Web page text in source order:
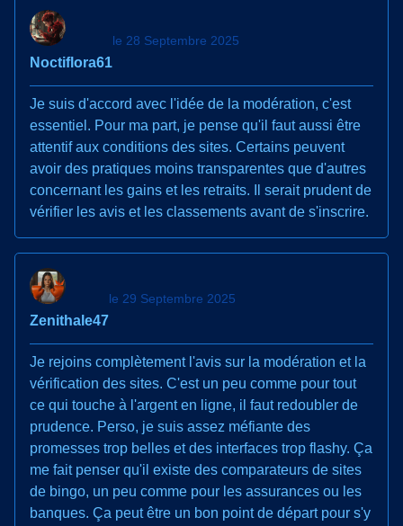
Noctiflora61
le 28 Septembre 2025
Je suis d'accord avec l'idée de la modération, c'est
essentiel. Pour ma part, je pense qu'il faut aussi être
attentif aux conditions des sites. Certains peuvent
avoir des pratiques moins transparentes que d'autres
concernant les gains et les retraits. Il serait prudent de
vérifier les avis et les classements avant de s'inscrire.
Zenithale47
le 29 Septembre 2025
Je rejoins complètement l'avis sur la modération et la
vérification des sites. C'est un peu comme pour tout
ce qui touche à l'argent en ligne, il faut redoubler de
prudence. Perso, je suis assez méfiante des
promesses trop belles et des interfaces trop flashy. Ça
me fait penser qu'il existe des comparateurs de sites
de bingo, un peu comme pour les assurances ou les
banques. Ça peut être un bon point de départ pour s'y